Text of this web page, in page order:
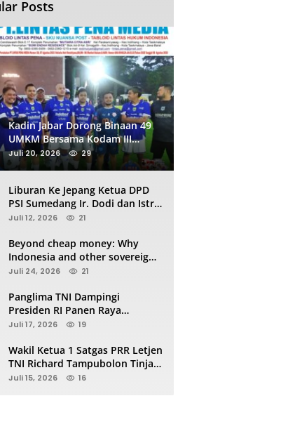
Posts
Kadin Jabar Dorong Binaan 49
UMKM Bersama Kodam III
Siliwangi Sambil Nobar Final
Piala Dunia, Akan Ada Investor
Juli 20, 2026 29
Liburan Ke Jepang Ketua DPD
PSI Sumedang Ir. Dodi dan Istri
Kibarkan Bendera PSI “Jangan
Juli 12, 2026 21
Beyond cheap money: Why
Indonesia and other sovereigns
are turning to panda bonds
Juli 24, 2026 21
Panglima TNI Dampingi
Presiden RI Panen Raya
Terpadu TNI, Perkuat
Juli 17, 2026 19
Wakil Ketua 1 Satgas PRR Letjen
TNI Richard Tampubolon Tinjau
Padang Sidimpuan dan
Juli 15, 2026 16